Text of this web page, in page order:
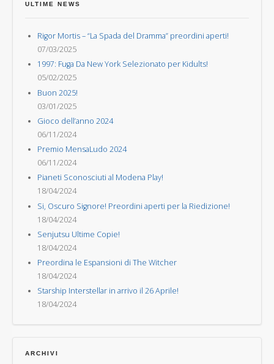
ULTIME NEWS
Rigor Mortis – “La Spada del Dramma” preordini aperti!
07/03/2025
1997: Fuga Da New York Selezionato per Kidults!
05/02/2025
Buon 2025!
03/01/2025
Gioco dell’anno 2024
06/11/2024
Premio MensaLudo 2024
06/11/2024
Pianeti Sconosciuti al Modena Play!
18/04/2024
Si, Oscuro Signore! Preordini aperti per la Riedizione!
18/04/2024
Senjutsu Ultime Copie!
18/04/2024
Preordina le Espansioni di The Witcher
18/04/2024
Starship Interstellar in arrivo il 26 Aprile!
18/04/2024
ARCHIVI